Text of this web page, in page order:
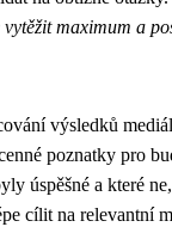
maximum a
výsledků
poznatky pro
úspěšné a které
cílit na relevantní